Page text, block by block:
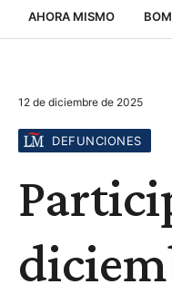
AHORA MISMO
VIRALES
12 de diciembre de 2025
DEFUNCIONES